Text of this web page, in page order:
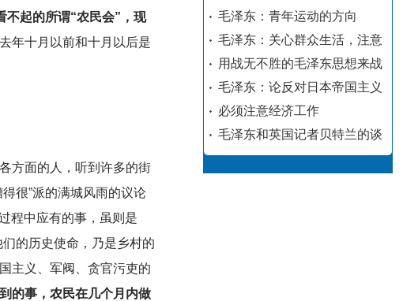
不起的所谓“农民会”，现
年十月以前和十月以后是
方面的人，听到许多的街
很”派的满城风雨的议论
程中应有的事，虽则是
的历史使命，乃是乡村的
主义、军阀、贪官污吏的
的事，农民在几个月内做
毛泽东：青年运动的方向
毛泽东：关心群众生活，注意
用战无不胜的毛泽东思想来战
毛泽东：论反对日本帝国主义
必须注意经济工作
毛泽东和英国记者贝特兰的谈